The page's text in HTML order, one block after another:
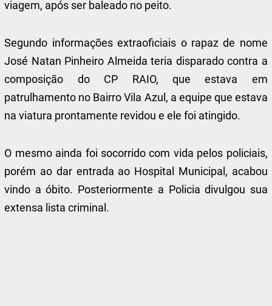
viagem, após ser baleado no peito.
Segundo informações extraoficiais o rapaz de nome
José Natan Pinheiro Almeida teria disparado contra a
composição do CP RAIO, que estava em
patrulhamento no Bairro Vila Azul, a equipe que estava
na viatura prontamente revidou e ele foi atingido.
O mesmo ainda foi socorrido com vida pelos policiais,
porém ao dar entrada ao Hospital Municipal, acabou
vindo a óbito. Posteriormente a Policia divulgou sua
extensa lista criminal.